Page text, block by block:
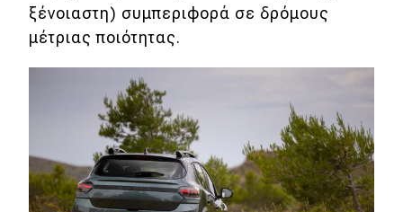
ξένοιαστη) συμπεριφορά σε δρόμους
μέτριας ποιότητας.